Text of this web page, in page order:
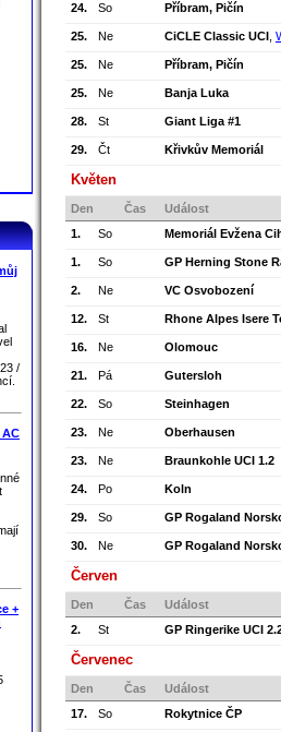
/
+
24. So Příbram, Pičín
25. Ne CiCLE Classic UCI ,
25. Ne Příbram, Pičín
25. Ne Banja Luka
28. St Giant Liga #1
29. Čt Křivkův Memoriál
Květen
Den Čas
Událost
1.
So Memoriál Evžena
1. So GP Herning Stone
2. Ne VC Osvobození
12. St Rhone Alpes Isere
16. Ne Olomouc
21. Pá Gutersloh
22. So Steinhagen
23. Ne Oberhausen
23. Ne Braunkohle UCI 1.2
24. Po Koln
29. So GP Rogaland
30. Ne GP Rogaland
Červen
Den Čas
Událost
2.
St GP Ringerike UCI
Červenec
Den Čas
Událost
17.
So Rokytnice ČP